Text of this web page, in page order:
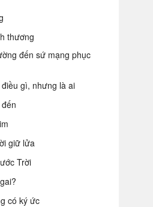
thương
đến sứ mạng phục
gì, nhưng là ai
giữ lửa
Trời
có ký ức